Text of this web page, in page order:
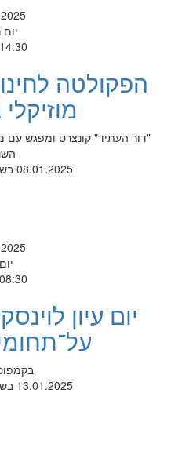
יום
הפקולטה
"דור העתיד" קונצרט ומפגש עם
08.01.2025 בשעה 16:00-14:30
יום עיון
13.01.2025 בשעה 13:30-08:30